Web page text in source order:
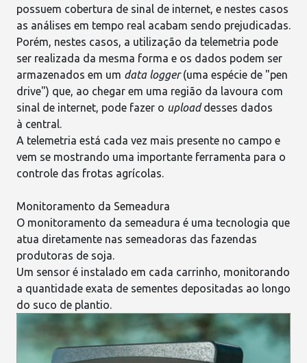
possuem cobertura de sinal de internet, e nestes casos
as análises em tempo real acabam sendo prejudicadas.
Porém, nestes casos, a utilização da telemetria pode
ser realizada da mesma forma e os dados podem ser
armazenados em um data logger(uma espécie de "pen
drive") que, ao chegar em uma região da lavoura com
sinal de internet, pode fazer o uploaddesses dados
à central.
A telemetria está cada vez mais presente no campo e
vem se mostrando uma importante ferramenta para o
controle das frotas agrícolas.
Monitoramento da Semeadura
O monitoramento da semeadura é uma tecnologia que
atua diretamente nas semeadoras das fazendas
produtoras de soja.
Um sensor é instalado em cada carrinho, monitorando
a quantidade exata de sementes depositadas ao longo
do suco de plantio.